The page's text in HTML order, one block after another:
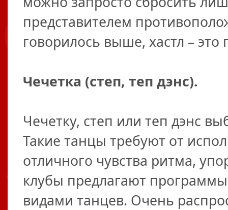
представителем
говорилось выше, хастл –
Чечетка (степ, теп дэнс).
Чечетку, степ или теп дэнс
Такие танцы требуют от
отличного чувства ритма,
клубы предлагают
видами танцев. Очень